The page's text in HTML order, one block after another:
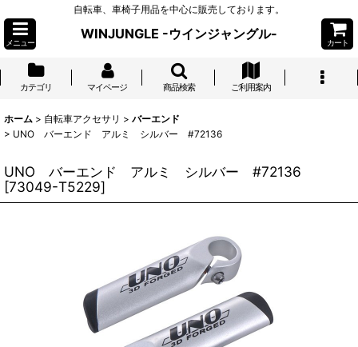
自転車、車椅子用品を中心に販売しております。
メニュー
WINJUNGLE -ウインジャングル-
カート
カテゴリ マイページ 商品検索 ご利用案内
ホーム > 自転車アクセサリ > バーエンド
> UNO バーエンド アルミ シルバー #72136
UNO バーエンド アルミ シルバー #72136
[73049-T5229]